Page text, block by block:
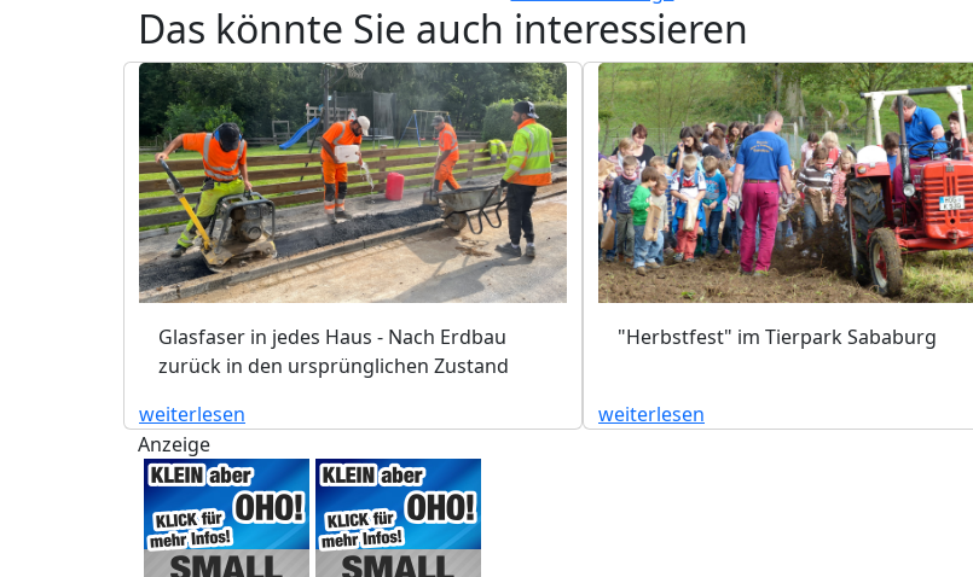
Das könnte Sie auch interessieren
Glasfaser in jedes Haus - Nach Erdbau
zurück in den ursprünglichen Zustand
weiterlesen
"Herbstfest" im Tierpark Sababurg
weiterlesen
Anzeige